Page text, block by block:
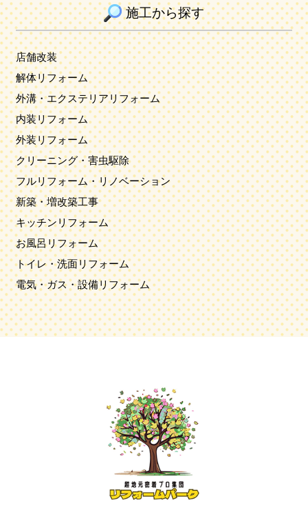
施工から探す
店舗改装
解体リフォーム
外溝・エクステリアリフォーム
内装リフォーム
外装リフォーム
クリーニング・害虫駆除
フルリフォーム・リノベーション
新築・増改築工事
キッチンリフォーム
お風呂リフォーム
トイレ・洗面リフォーム
電気・ガス・設備リフォーム